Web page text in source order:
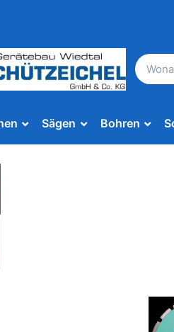
Sägen Bohren